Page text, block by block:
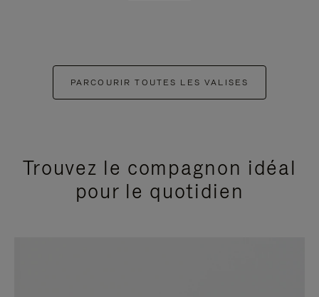
PARCOURIR TOUTES LES VALISES
Trouvez le compagnon idéal
pour le quotidien